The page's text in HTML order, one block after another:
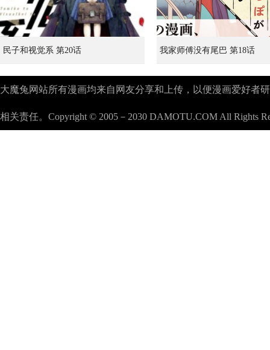
民子和视觉系 第20话 我家师傅没有尾巴 第18话
大魔兔网站所有漫画均来自网友分享和上传，以便漫画爱好者
相关责任。Copyright © 2005－2030 DAMOTU.COM All Rights